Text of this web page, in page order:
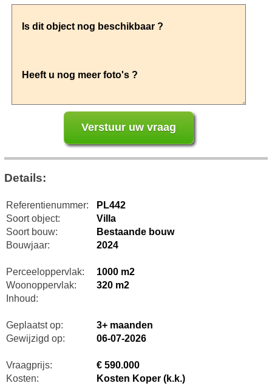
Details:
Referentienummer:
PL442
Soort object:
Villa
Soort bouw:
Bestaande bouw
Bouwjaar:
2024
Perceeloppervlak:
1000 m2
Woonoppervlak:
320 m2
Inhoud:
Geplaatst op:
3+ maanden
Gewijzigd op:
06-07-2026
Vraagprijs:
€ 590.000
Kosten:
Kosten Koper (k.k.)